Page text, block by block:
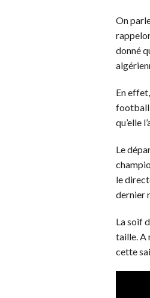
On
donné
En
qu’elle
Le
le
dernier
La soif
taille. A
cette